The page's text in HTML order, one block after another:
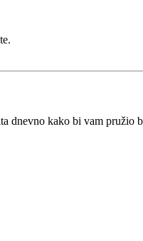
dnevno kako bi vam pružio